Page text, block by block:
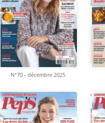
N°70 - décembre 2025